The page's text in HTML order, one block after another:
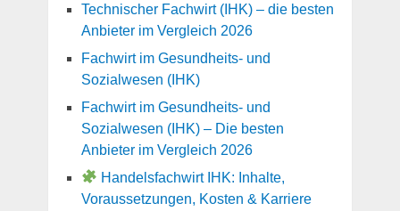
Technischer Fachwirt (IHK) – die besten
Anbieter im Vergleich 2026
Fachwirt im Gesundheits- und
Sozialwesen (IHK)
Fachwirt im Gesundheits- und
Sozialwesen (IHK) – Die besten
Anbieter im Vergleich 2026
Handelsfachwirt IHK: Inhalte,
Voraussetzungen, Kosten & Karriere